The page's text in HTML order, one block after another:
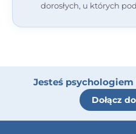
dorosłych, u których
Jesteś
Dołącz